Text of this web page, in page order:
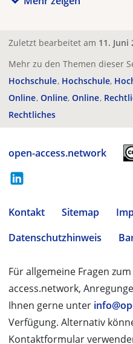
Zuletzt bearbeitet am 11. Juni
Mehr zu den Themen dieser
Hochschule Hochschule
Online Online Online
Rechtliches
open-access.network
Kontakt Sitemap
Datenschutzhinweis
Für allgemeine Fragen
access.network,
Ihnen gerne unter
Verfügung. Alternativ
Kontaktformular